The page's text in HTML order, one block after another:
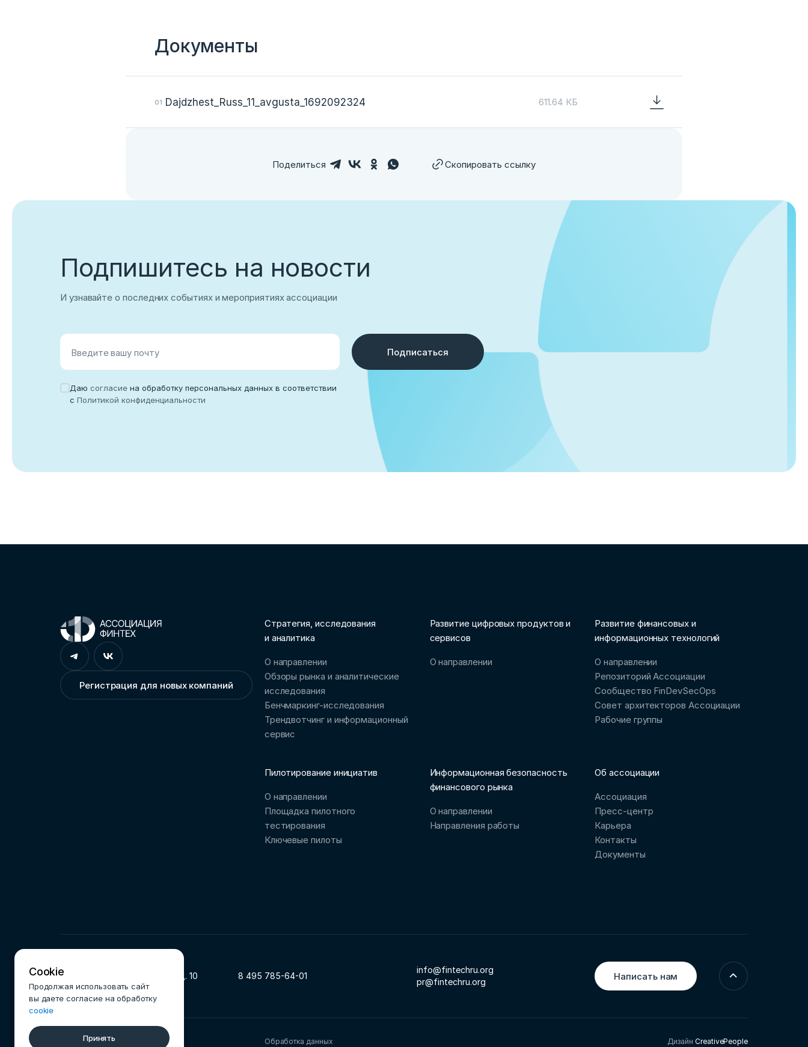
Документы
Dajdzhest_Russ_11_avgusta_1692092324 611.64 КБ
Поделиться Скопировать ссылку
Подпишитесь на новости
И узнавайте о последних событиях и мероприятиях ассоциации
Введите вашу почту
Даю согласие на обработку персональных данных в соответствии
с Политикой конфиденциальности
Подписаться
Стратегия, исследования
и аналитика
О направлении
Обзоры рынка и аналитические
исследования
Бенчмаркинг-исследования
Трендвотчинг и информационный
сервис
Развитие цифровых продуктов и
сервисов
О направлении
Развитие финансовых и
информационных технологий
О направлении
Репозиторий Ассоциации
Сообщество FinDevSecOps
Совет архитекторов Ассоциации
Рабочие группы
Пилотирование инициатив
О направлении
Площадка пилотного
тестирования
Ключевые пилоты
Информационная безопасность
финансового рынка
О направлении
Направления работы
Об ассоциации
Ассоциация
Пресс-центр
Карьера
Контакты
Документы
119002, г. Москва, ул. Арбат, д. 10 8 495 785-64-01
info@fintechru.org
pr@fintechru.org
Регистрация для новых компаний
Написать нам
Обработка данных
© 2025 Ассоциация ФинТех ДизайнCreativePeople
Cookie
Продолжая использовать сайт
вы даете согласие на обработку
cookie
Принять
Корпоративный email
Нет учетной записи?